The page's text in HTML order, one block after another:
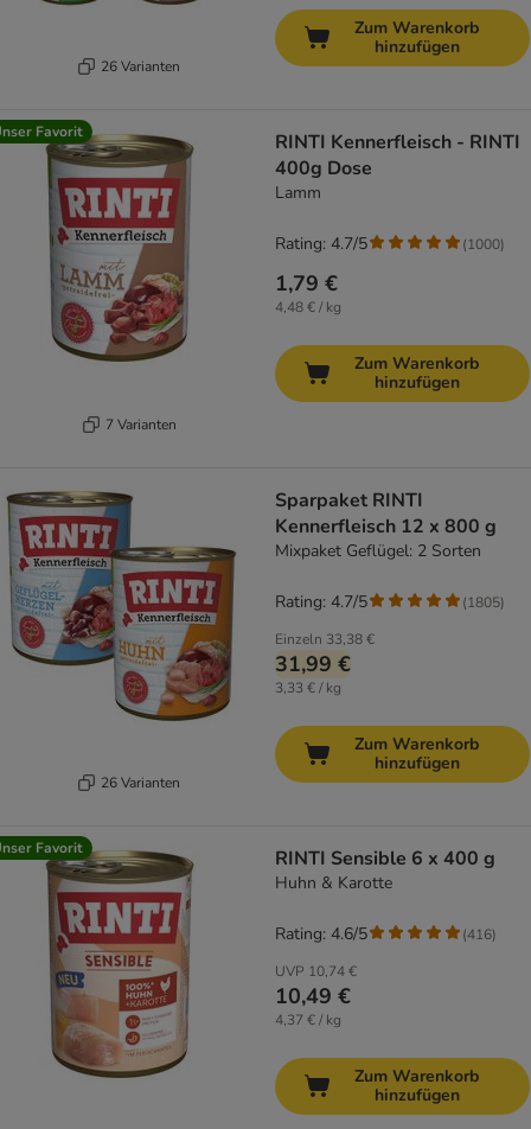
26 Varianten
Zum Warenkorb
hinzufügen
Favorit
7 Varianten
RINTI Kennerfleisch - RINTI
400g Dose
Lamm
1,79 €
4,48 € / kg
Rating: 4.7/5 (1000)
Zum Warenkorb
hinzufügen
26 Varianten
Sparpaket RINTI
Kennerfleisch 12 x 800 g
Mixpaket Geflügel: 2 Sorten
Einzeln 33,38 €
31,99 €
3,33 € / kg
Rating: 4.7/5 (1805)
Zum Warenkorb
hinzufügen
Favorit RINTI Sensible 6 x 400 g
Huhn & Karotte
UVP 10,74 €
10,49 €
4,37 € / kg
Rating: 4.6/5 (416)
Zum Warenkorb
hinzufügen